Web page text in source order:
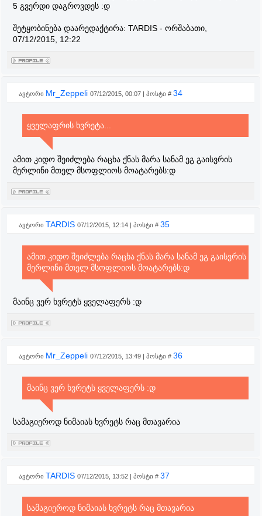
5 გვერდი დაგროვდეს :დ
შეტყობინება დაარედაქტირა: TARDIS - ორშაბათი,
07/12/2015, 12:22
ავტორი Mr_Zeppeli 07/12/2015, 00:07 | პოსტი # 34
ყველაფრის ხვრეტა...
ამით კიდო შეიძლება რაცხა ქნას მარა სანამ ეგ გაისვრის
მერლინი მთელ მსოფლიოს მოატარებს:დ
ავტორი TARDIS 07/12/2015, 12:14 | პოსტი # 35
ამით კიდო შეიძლება რაცხა ქნას მარა სანამ ეგ გაისვრის
მერლინი მთელ მსოფლიოს მოატარებს:დ
მაინც ვერ ხვრეტს ყველაფერს :დ
ავტორი Mr_Zeppeli 07/12/2015, 13:49 | პოსტი # 36
მაინც ვერ ხვრეტს ყველაფერს :დ
სამაგიეროდ ნიმაიას ხვრეტს რაც მთავარია
ავტორი TARDIS 07/12/2015, 13:52 | პოსტი # 37
სამაგიეროდ ნიმაიას ხვრეტს რაც მთავარია